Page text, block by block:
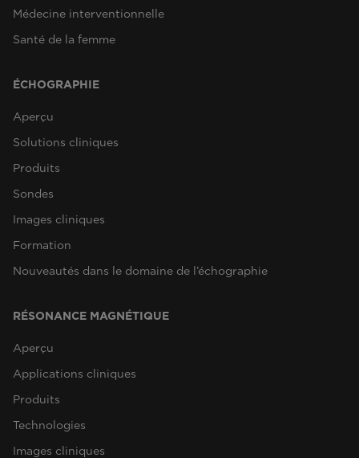
Médecine interventionnelle
Santé de la femme
ÉCHOGRAPHIE
Aperçu
Solutions cliniques
Produits
Sondes
Images cliniques
Formation
Nouveautés dans le domaine de l’échographie
RÉSONANCE MAGNÉTIQUE
Aperçu
Applications cliniques
Produits
Technologies
Images cliniques